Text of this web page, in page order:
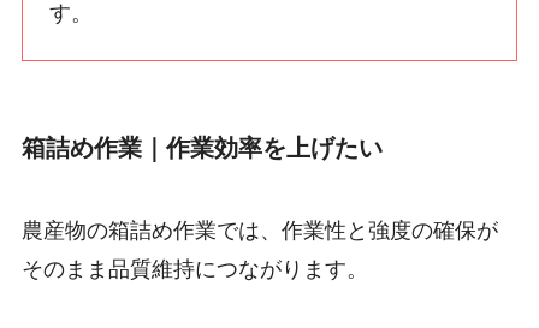
す。
箱詰め作業｜作業効率を上げたい
農産物の箱詰め作業では、作業性と強度の確保が
そのまま品質維持につながります。